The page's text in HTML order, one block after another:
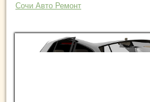
Сочи Авто Ремонт